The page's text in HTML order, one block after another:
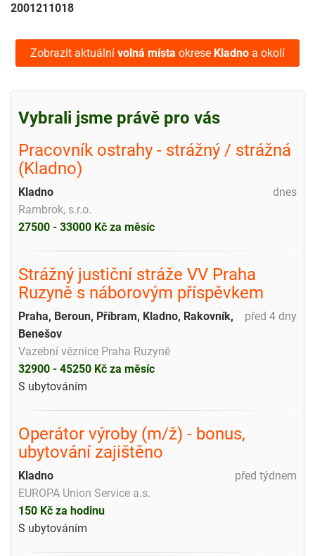
2001211018
Zobrazit aktuální volná místa okrese Kladno a okolí
Vybrali jsme právě pro vás
Pracovník ostrahy - strážný / strážná
(Kladno)
dnes
Kladno
Rambrok, s.r.o.
27500 - 33000 Kč za měsíc
Strážný justiční stráže VV Praha
Ruzyně s náborovým příspěvkem
před 4 dny
Praha, Beroun, Příbram, Kladno, Rakovník,
Benešov
Vazební věznice Praha Ruzyně
32900 - 45250 Kč za měsíc
S ubytováním
Operátor výroby (m/ž) - bonus,
ubytování zajištěno
před týdnem
Kladno
EUROPA Union Service a.s.
150 Kč za hodinu
S ubytováním